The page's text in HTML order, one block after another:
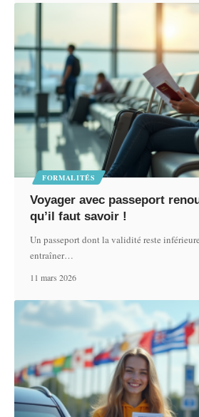
FORMALITÉS
Voyager avec passeport
qu’il faut savoir !
Un passeport dont la validité reste
entraîner…
11 mars 2026